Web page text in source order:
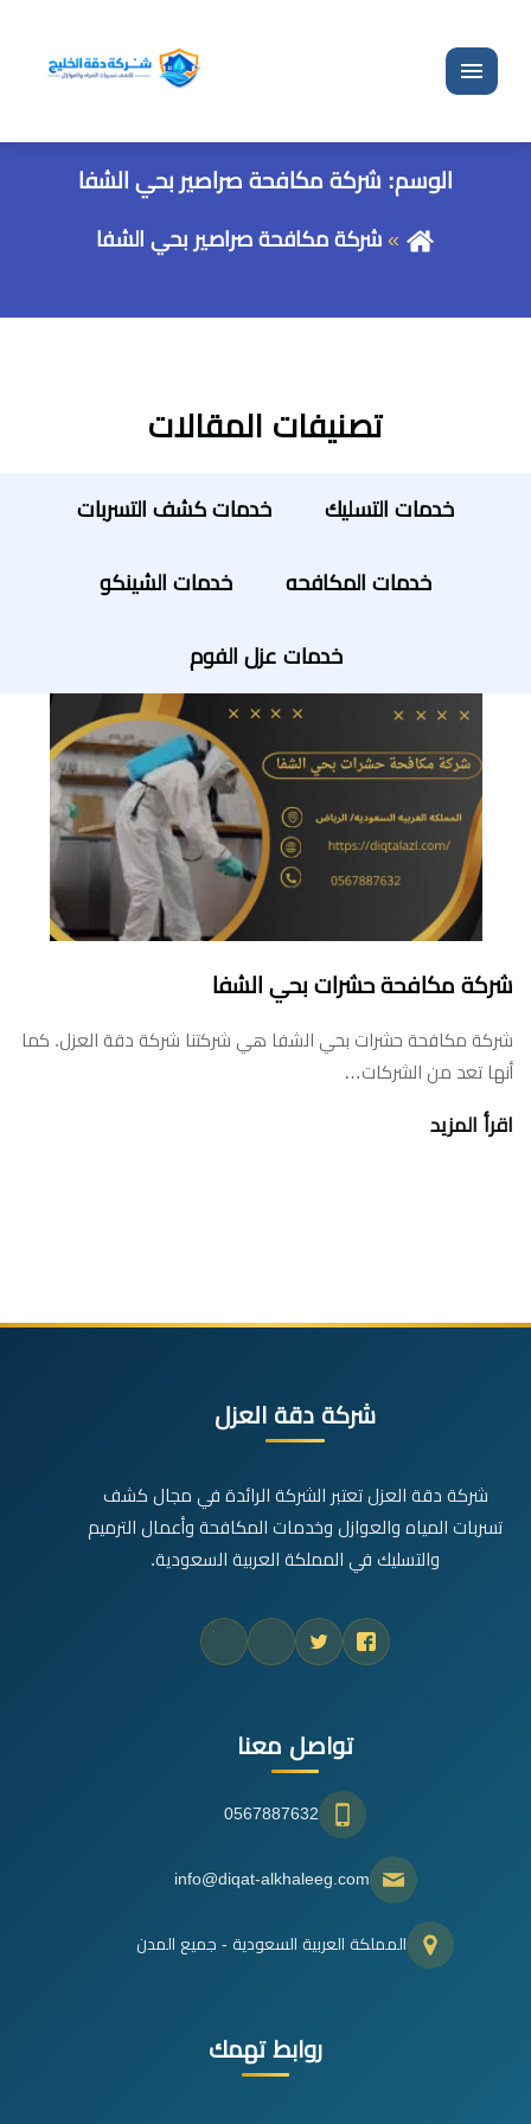
القائمة
الوسم: شركة مكافحة صراصير بحي الشفا
شركة مكافحة صراصير بحي الشفا
تصنيفات المقالات
خدمات التسليك خدمات كشف التسربات
خدمات المكافحه خدمات الشينكو
خدمات عزل الفوم
شركة مكافحة حشرات بحي الشفا
شركة مكافحة حشرات بحي الشفا هي شركتنا شركة دقة العزل. كما
أنها تعد من الشركات…
اقرأ المزيد
شركة دقة العزل
شركة دقة العزل تعتبر الشركة الرائدة في مجال كشف
تسربات المياه والعوازل وخدمات المكافحة وأعمال الترميم
والتسليك في المملكة العربية السعودية.
تواصل معنا
0567887632
info@diqat-alkhaleeg.com
المملكة العربية السعودية - جميع المدن
روابط تهمك